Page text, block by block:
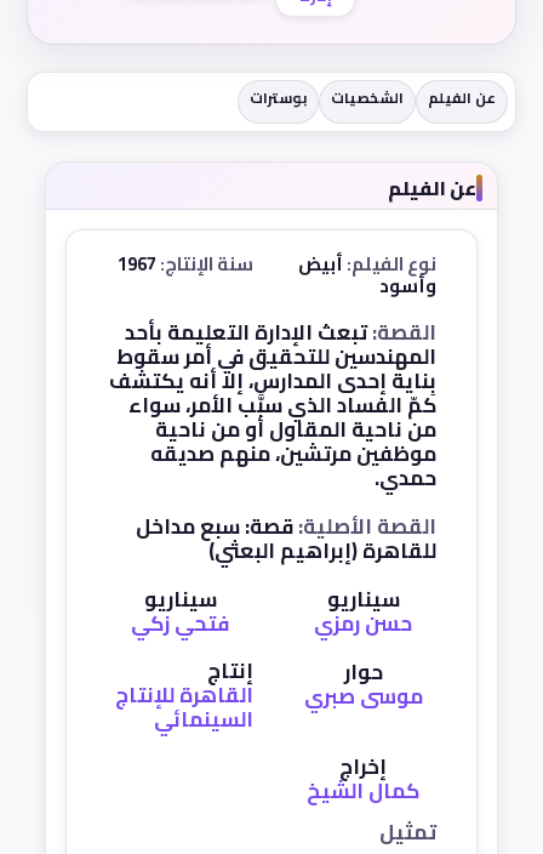
عن الفيلم الشخصيات بوسترات
عن الفيلم
نوع الفيلم:أبيض
وأسود
سنة الإنتاج:
القصة:تبعث الإدارة التعليمة بأحد
المهندسين للتحقيق في أمر سقوط
بِناية إحدى المدارس، إلا أنه يكتشف
كمّ الفساد الذي سبَّب الأمر، سواء
من ناحية المقاول أو من ناحية
موظفين مرتشين، منهم صديقه
حمدي.
القصة الأصلية:قصة: سبع مداخل
للقاهرة (إبراهيم البعثي)
سيناريو
حسن رمزي
سيناريو
فتحي زكي
حوار
موسى صبري
إنتاج
القاهرة للإنتاج
السينمائي
إخراج
كمال الشيخ
تمثيل